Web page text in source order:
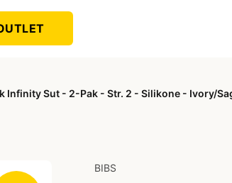
Infinity Sut - 2-Pak - Str. 2 - Silikone - Ivory/
BIBS